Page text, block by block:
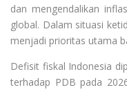
dan mengendalikan
global. Dalam situasi
menjadi prioritas utama
Defisit fiskal Indonesia
terhadap PDB pada